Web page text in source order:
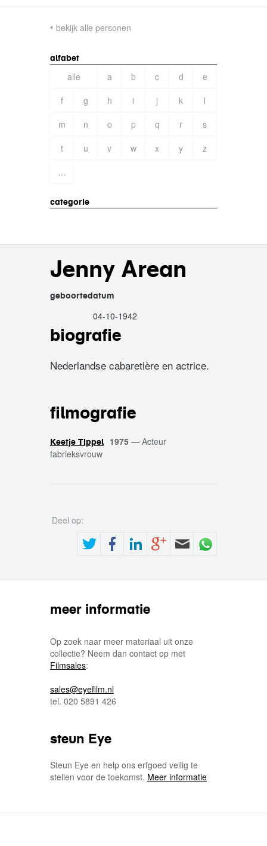
bekijk alle personen
alfabet
alle a b c d
e
f
g h i j k
l
m
n o p q r
s
t
u v w x y
z
...
categorie
Jenny Arean
geboortedatum
04-10-1942
biografie
Nederlandse cabaretière en actrice.
filmografie
Keetje Tippel 1975 — Acteur
fabrieksvrouw
Deel op:
meer informatie
Op zoek naar meer materiaal uit onze
collectie? Neem dan contact op met
Filmsales:
sales@eyefilm.nl
tel. 020 5891 426
steun Eye
Steun Eye en help ons erfgoed veilig te
stellen voor de toekomst. Meer informatie